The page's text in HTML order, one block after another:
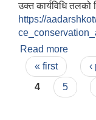
उक्त कार्यविधि
https://
Read more
तथा
२०८३
Pages
« first
4
5